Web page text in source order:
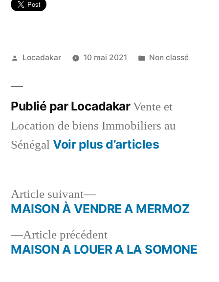
Publié
Locadakar 10 mai 2021
Publié
Non classé
Publié par LocadakarVente et
Location de biens Immobiliers au
Sénégal Voir plus d’articles
Navigation
deArticle précédentArticle
précédent :
MAISON A LOUER A LA SOMONE
Article suivant
Article
suivant :
MAISON À VENDRE A MERMOZ